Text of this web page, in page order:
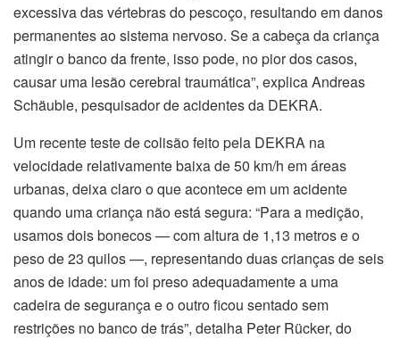
excessiva das vértebras do pescoço, resultando em danos
permanentes ao sistema nervoso. Se a cabeça da criança
atingir o banco da frente, isso pode, no pior dos casos,
causar uma lesão cerebral traumática”, explica Andreas
Schäuble, pesquisador de acidentes da DEKRA.
Um recente teste de colisão feito pela DEKRA na
velocidade relativamente baixa de 50 km/h em áreas
urbanas, deixa claro o que acontece em um acidente
quando uma criança não está segura: “Para a medição,
usamos dois bonecos — com altura de 1,13 metros e o
peso de 23 quilos —, representando duas crianças de seis
anos de idade: um foi preso adequadamente a uma
cadeira de segurança e o outro ficou sentado sem
restrições no banco de trás”, detalha Peter Rücker, do